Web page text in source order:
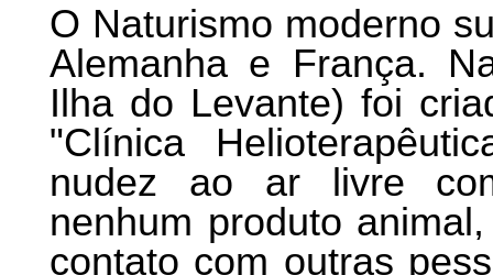
O Naturismo moderno
Alemanha e França.
Ilha do Levante) foi
"Clínica
nudez ao ar livre
nenhum produto
contato com outras